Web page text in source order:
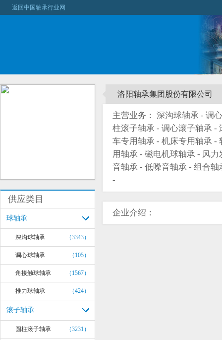
返回中国轴承行业网
供应类目
球轴承
深沟球轴承 （3343）
调心球轴承 （105）
角接触球轴承 （1567）
推力球轴承 （424）
滚子轴承
圆柱滚子轴承 （3231）
洛阳轴承集团股份有限公司
主营业务： 深沟球轴承 - 调
柱滚子轴承 - 调心滚子轴承 -
车专用轴承 - 机床专用轴承 -
用轴承 - 磁电机球轴承 - 风
音轴承 - 低噪音轴承 - 组合
-
企业介绍：